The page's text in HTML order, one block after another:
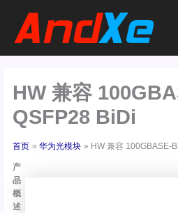
HW 兼容
QSFP28 BiDi
首页 华为光模块 HW 兼容 100GBASE-
产
品
概
述